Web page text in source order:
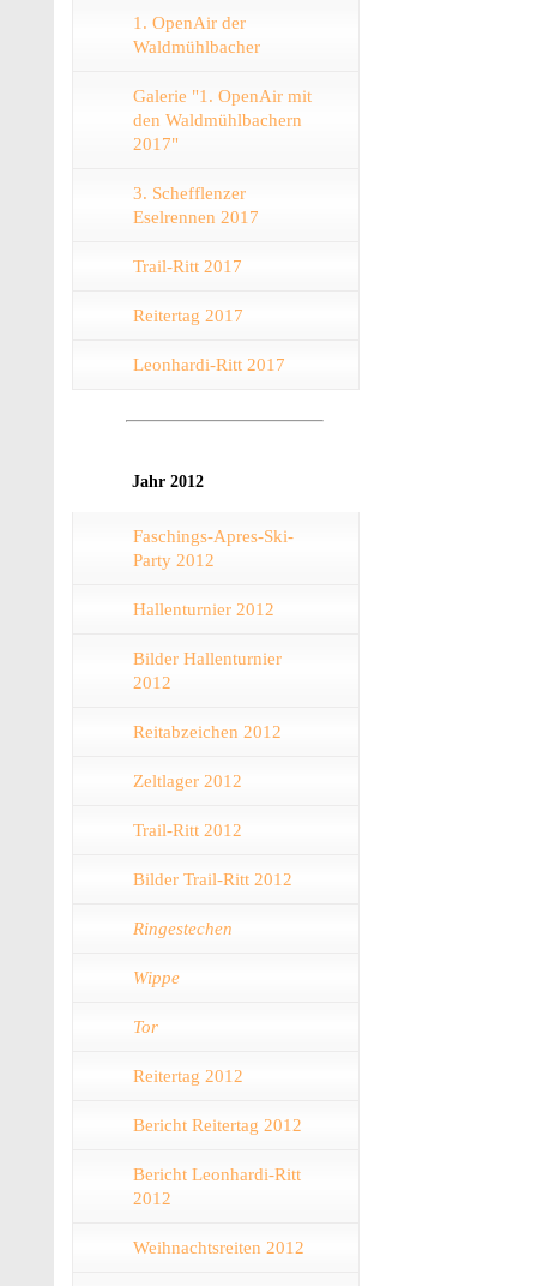
1. OpenAir der
Waldmühlbacher
Galerie "1. OpenAir mit
den Waldmühlbachern
2017"
3. Schefflenzer
Eselrennen 2017
Trail-Ritt 2017
Reitertag 2017
Leonhardi-Ritt 2017
Jahr 2012
Faschings-Apres-Ski-
Party 2012
Hallenturnier 2012
Bilder Hallenturnier
2012
Reitabzeichen 2012
Zeltlager 2012
Trail-Ritt 2012
Bilder Trail-Ritt 2012
Ringestechen
Wippe
Tor
Reitertag 2012
Bericht Reitertag 2012
Bericht Leonhardi-Ritt
2012
Weihnachtsreiten 2012